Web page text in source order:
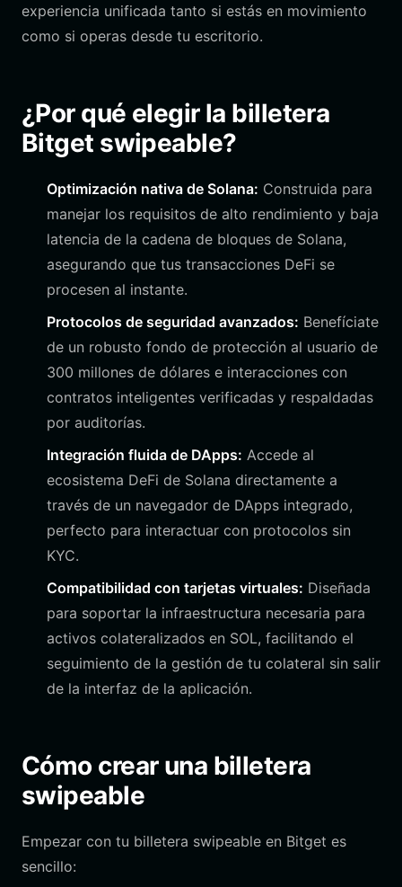
experiencia unificada tanto si estás en movimiento
como si operas desde tu escritorio.
¿Por qué elegir la billetera
Bitget swipeable?
Optimización nativa de Solana: Construida para
manejar los requisitos de alto rendimiento y baja
latencia de la cadena de bloques de Solana,
asegurando que tus transacciones DeFi se
procesen al instante.
Protocolos de seguridad avanzados: Benefíciate
de un robusto fondo de protección al usuario de
300 millones de dólares e interacciones con
contratos inteligentes verificadas y respaldadas
por auditorías.
Integración fluida de DApps: Accede al
ecosistema DeFi de Solana directamente a
través de un navegador de DApps integrado,
perfecto para interactuar con protocolos sin
KYC.
Compatibilidad con tarjetas virtuales: Diseñada
para soportar la infraestructura necesaria para
activos colateralizados en SOL, facilitando el
seguimiento de la gestión de tu colateral sin salir
de la interfaz de la aplicación.
Cómo crear una billetera
swipeable
Empezar con tu billetera swipeable en Bitget es
sencillo: